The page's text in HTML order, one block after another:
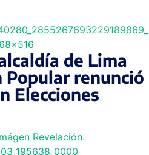
de Lima
Popular renunció
Elecciones